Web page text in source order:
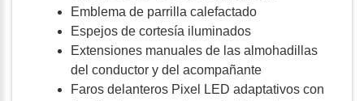
Emblema de parrilla calefactado
Espejos de cortesía iluminados
Extensiones manuales de las almohadillas
del conductor y del acompañante
Faros delanteros Pixel LED adaptativos con